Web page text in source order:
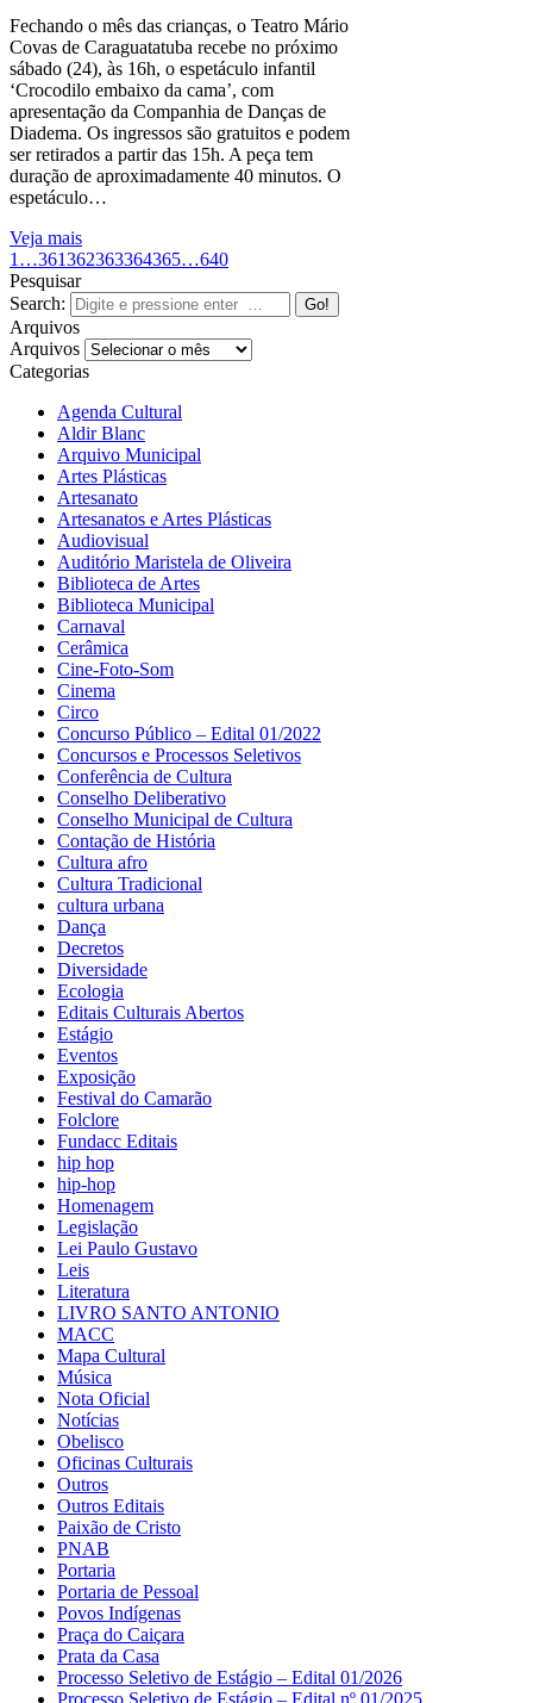
Fechando o mês das crianças, o Teatro Mário
Covas de Caraguatatuba recebe no próximo
sábado (24), às 16h, o espetáculo infantil
‘Crocodilo embaixo da cama’, com
apresentação da Companhia de Danças de
Diadema. Os ingressos são gratuitos e podem
ser retirados a partir das 15h. A peça tem
duração de aproximadamente 40 minutos. O
espetáculo…
Veja mais
1 …361362363364365…640
Pesquisar
Search:
Arquivos
Arquivos
Categorias
Agenda Cultural
Aldir Blanc
Arquivo Municipal
Artes Plásticas
Artesanato
Artesanatos e Artes Plásticas
Audiovisual
Auditório Maristela de Oliveira
Biblioteca de Artes
Biblioteca Municipal
Carnaval
Cerâmica
Cine-Foto-Som
Cinema
Circo
Concurso Público – Edital 01/2022
Concursos e Processos Seletivos
Conferência de Cultura
Conselho Deliberativo
Conselho Municipal de Cultura
Contação de História
Cultura afro
Cultura Tradicional
cultura urbana
Dança
Decretos
Diversidade
Ecologia
Editais Culturais Abertos
Estágio
Eventos
Exposição
Festival do Camarão
Folclore
Fundacc Editais
hip hop
hip-hop
Homenagem
Legislação
Lei Paulo Gustavo
Leis
Literatura
LIVRO SANTO ANTONIO
MACC
Mapa Cultural
Música
Nota Oficial
Notícias
Obelisco
Oficinas Culturais
Outros
Outros Editais
Paixão de Cristo
PNAB
Portaria
Portaria de Pessoal
Povos Indígenas
Praça do Caiçara
Prata da Casa
Processo Seletivo de Estágio – Edital 01/2026
Processo Seletivo de Estágio – Edital nº 01/2025